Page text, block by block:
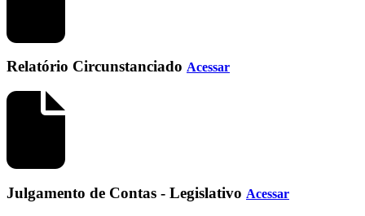
Relatório Circunstanciado Acessar
Julgamento de Contas - Legislativo Acessar